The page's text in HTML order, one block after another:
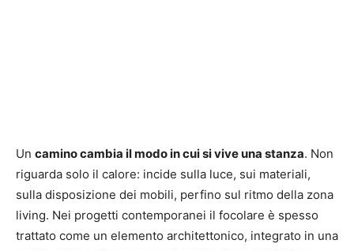
Un camino cambia il modo in cui si vive una stanza. Non
riguarda solo il calore: incide sulla luce, sui materiali,
sulla disposizione dei mobili, perfino sul ritmo della zona
living. Nei progetti contemporanei il focolare è spesso
trattato come un elemento architettonico, integrato in una